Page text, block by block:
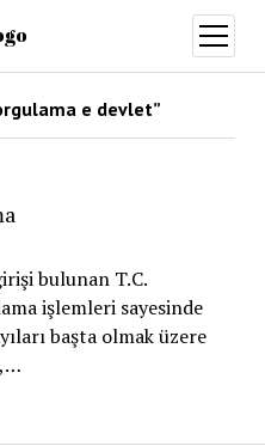
aç
e devlet”
bulunan T.C.
işlemleri sayesinde
başta olmak üzere